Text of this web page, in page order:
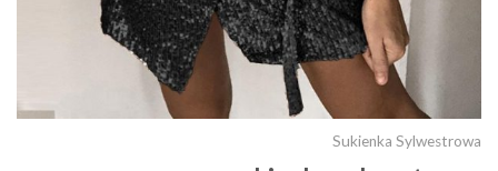
Sukienka Sylwestrowa